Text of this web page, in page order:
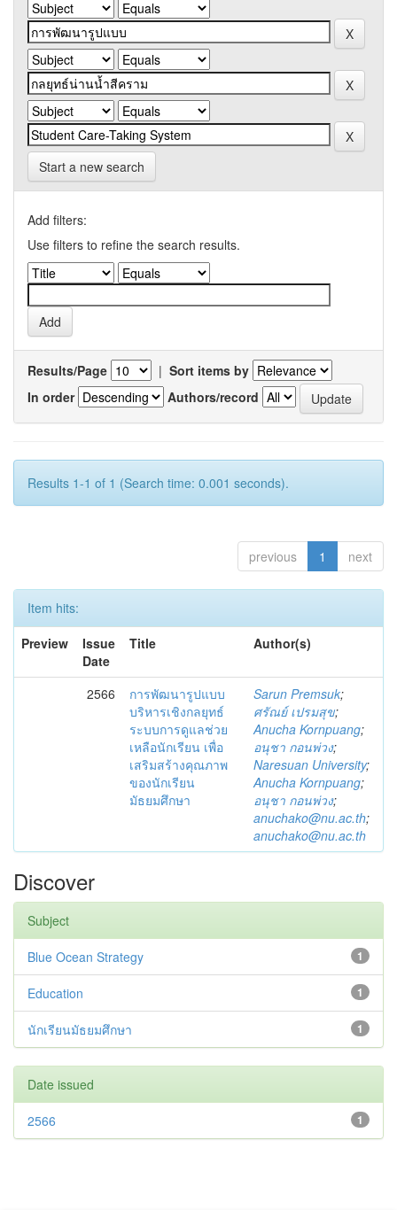
Start a new search
Add filters:
Use filters to refine the search results.
Results/Page | Sort items by
In order
Authors/record
Results 1-1 of 1 (Search time: 0.001 seconds).
previous 1 next
Item hits:
Preview
Issue
Date
Title Author(s)
2566
การพัฒนารูปแบบ
บริหารเชิงกลยุทธ์
ระบบการดูแลช่วย
เหลือนักเรียน เพื่อ
เสริมสร้างคุณภาพ
ของนักเรียน
มัธยมศึกษา
Sarun Premsuk;
ศรัณย์ เปรมสุข;
Anucha Kornpuang;
อนุชา กอนพ่วง;
Naresuan University;
Anucha Kornpuang;
อนุชา กอนพ่วง;
anuchako@nu.ac.th;
anuchako@nu.ac.th
Discover
Subject
1
Blue Ocean Strategy
1
Education
1
นักเรียนมัธยมศึกษา
Date issued
1
2566